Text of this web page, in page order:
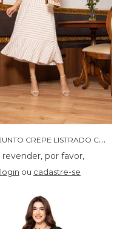
C
ONJUNTO CREPE LISTRADO COM GRIPIR NA BLUSA - 04654
login ou cadastre-se